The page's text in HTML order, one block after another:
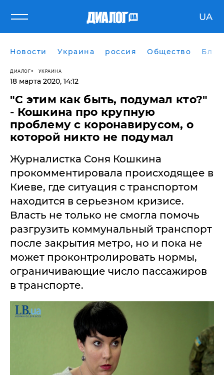
UA
Новости Украина россия Общество
ДИАЛОГ УКРАИНА
18 марта 2020, 14:12
"С этим как быть, подумал кто?"
- Кошкина про крупную
проблему с коронавирусом, о
которой никто не подумал
​Журналистка Соня Кошкина
прокомментировала происходящее в
Киеве, где ситуация с транспортом
находится в серьезном кризисе.
Власть не только не смогла помочь
разгрузить коммунальный транспорт
после закрытия метро, но и пока не
может проконтролировать нормы,
ограничивающие число пассажиров
в транспорте.